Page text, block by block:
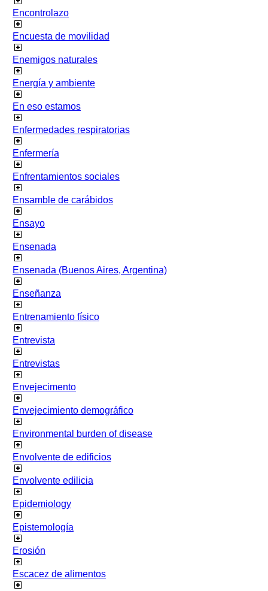
Encontrolazo
Encuesta de movilidad
Enemigos naturales
Energía y ambiente
En eso estamos
Enfermedades respiratorias
Enfermería
Enfrentamientos sociales
Ensamble de carábidos
Ensayo
Ensenada
Ensenada (Buenos Aires, Argentina)
Enseñanza
Entrenamiento físico
Entrevista
Entrevistas
Envejecimento
Envejecimiento demográfico
Environmental burden of disease
Envolvente de edificios
Envolvente edilicia
Epidemiology
Epistemología
Erosión
Escacez de alimentos